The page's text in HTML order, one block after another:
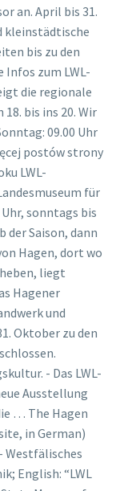
an. April bis 31.
kleinstädtische
bis zu den
zum LWL-
die regionale
bis ins 20. Wir
09.00 Uhr
postów strony
LWL-
für
Uhr, sonntags bis
der Saison, dann
Hagen, dort wo
liegt
Hagener
und
Oktober zu den
- Das LWL-
Ausstellung
… The Hagen
in German)
Westfälisches
English: “LWL